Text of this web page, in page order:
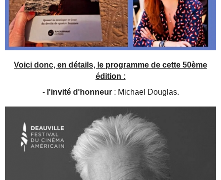
Voici donc, en détails, le programme de cette 50ème
édition :
- l'invité d'honneur : Michael Douglas.